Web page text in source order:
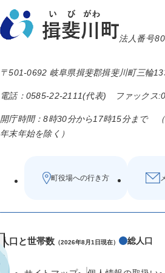
法人番号
〒501-0692 岐阜県揖斐郡揖斐川町三輪
電話：0585-22-2111(代表) ファックス
開庁時間：8時30分から17時15分まで （
年末年始を除く）
町役場への行き方
人口と世帯数 （2026年8月1日現在） 総人口